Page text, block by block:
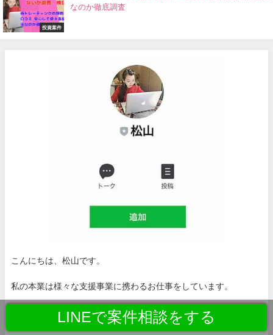
投資案件
なのか徹底調査
こんにちは、松山です。
私の本業は様々な支援事業に携わるお仕事をしています。
ありがたいことに、本業は忙しくしておりますが、そのかたわら
でこのブログの更新に時間を割いています。
LINEで案件相談をする